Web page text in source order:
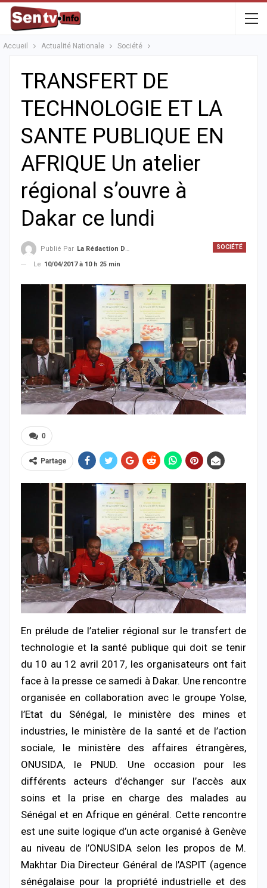
Accueil Actualité Nationale Société
TRANSFERT DE
TECHNOLOGIE ET LA
SANTE PUBLIQUE EN
AFRIQUE Un atelier
régional s’ouvre à
Dakar ce lundi
SOCIÉTÉ
Publié Par La Rédaction De La SenTV.info
Le 10/04/2017 à 10 h 25 min
0
Partage
En prélude de l’atelier régional sur le transfert de
technologie et la santé publique qui doit se tenir
du 10 au 12 avril 2017, les organisateurs ont fait
face à la presse ce samedi à Dakar. Une rencontre
organisée en collaboration avec le groupe Yolse,
l’Etat du Sénégal, le ministère des mines et
industries, le ministère de la santé et de l’action
sociale, le ministère des affaires étrangères,
ONUSIDA, le PNUD. Une occasion pour les
différents acteurs d’échanger sur l’accès aux
soins et la prise en charge des malades au
Sénégal et en Afrique en général. Cette rencontre
est une suite logique d’un acte organisé à Genève
au niveau de l’ONUSIDA selon les propos de M.
Makhtar Dia Directeur Général de l’ASPIT (agence
sénégalaise pour la propriété industrielle et des